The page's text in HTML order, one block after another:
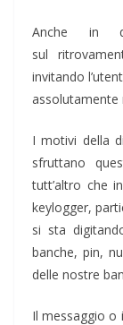
Anche in
sul
invitando
assolutamente
I motivi della
sfruttano
tutt’altro che
keylogger,
si sta
banche, pin,
delle nostre
Il messaggio o